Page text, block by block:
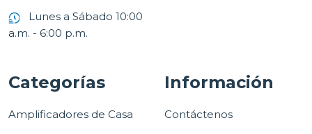
Lunes a Sábado 10:00
a.m. - 6:00 p.m.
Categorías
Amplificadores de Casa
Información
Contáctenos